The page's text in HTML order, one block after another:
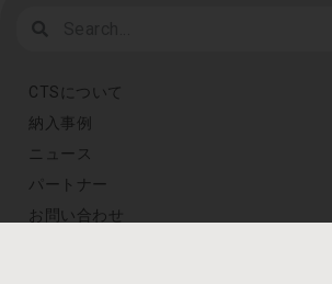
CTSについて
納入事例
ニュース
パートナー
お問い合わせ